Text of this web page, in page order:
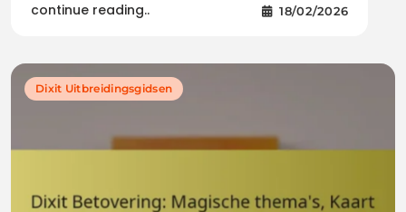
continue reading.. 18/02/2026
Dixit Uitbreidingsgidsen